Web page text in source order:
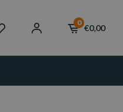
0
€0,00